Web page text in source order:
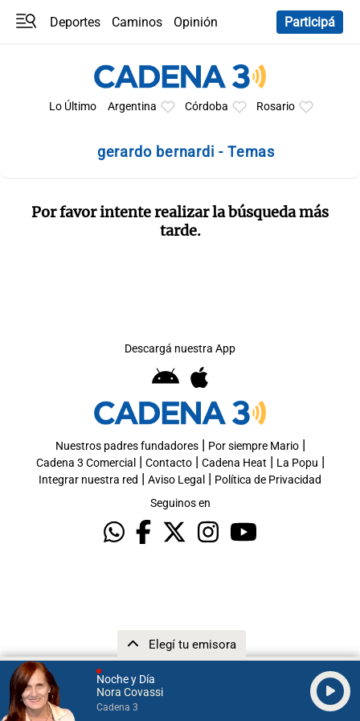
Noche y Día
Nora Covassi
Cadena 3
Elegí tu emisora
Deportes Caminos
Opinión
Participá
Lo Último Argentina Córdoba Rosario
gerardo bernardi - Temas
Por favor intente realizar la búsqueda más
tarde.
Descargá nuestra App
Nuestros padres fundadores| Por siempre Mario|
Cadena 3 Comercial | Contacto| Cadena Heat | La Popu |
Integrar nuestra red | Aviso Legal | Política de Privacidad
Seguinos en